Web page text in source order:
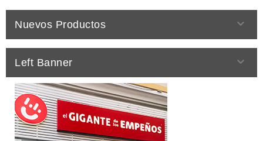
Nuevos Productos 
Left Banner 